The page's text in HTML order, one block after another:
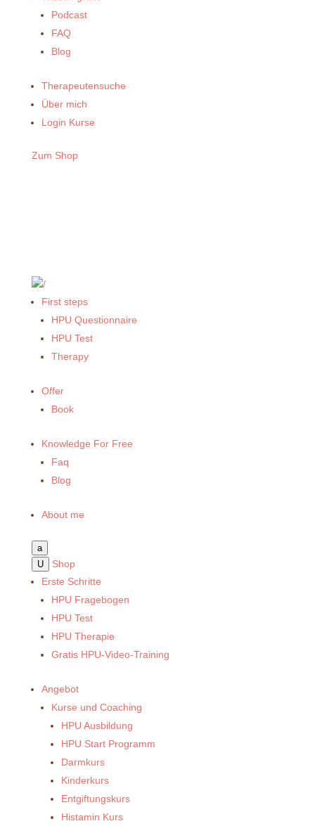
Podcast
FAQ
Blog
Therapeutensuche
Über mich
Login Kurse
Zum Shop
First steps
HPU Questionnaire
HPU Test
Therapy
Offer
Book
Knowledge For Free
Faq
Blog
About me
a
U
Shop
Erste Schritte
HPU Fragebogen
HPU Test
HPU Therapie
Gratis HPU-Video-Training
Angebot
Kurse und Coaching
HPU Ausbildung
HPU Start Programm
Darmkurs
Kinderkurs
Entgiftungskurs
Histamin Kurs